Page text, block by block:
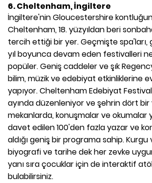
6. Cheltenham, İngiltere
İngiltere'nin Gloucestershire
Cheltenham, 18. yüzyıldan beri
tercih ettiği bir yer. Geçmişte spa'ları,
yıl boyunca devam eden festivalleri
popüler. Geniş caddeler ve şık
bilim, müzik ve edebiyat etkinliklerine
yapıyor. Cheltenham Edebiyat
ayında düzenleniyor ve şehrin dört bir
mekanlarda, konuşmalar ve okumalar
davet edilen 100'den fazla yazar ve
aldığı geniş bir programa sahip. Kurgu
biyografi ve tarihe dek her zevke
yanı sıra çocuklar için de interaktif
bulabilirsiniz.